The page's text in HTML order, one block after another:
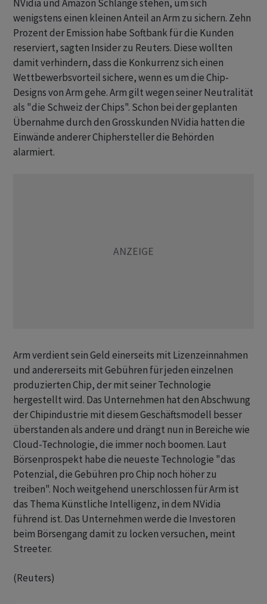
NVidia und Amazon Schlange stehen, um sich
wenigstens einen kleinen Anteil an Arm zu sichern. Zehn
Prozent der Emission habe Softbank für die Kunden
reserviert, sagten Insider zu Reuters. Diese wollten
damit verhindern, dass die Konkurrenz sich einen
Wettbewerbsvorteil sichere, wenn es um die Chip-
Designs von Arm gehe. Arm gilt wegen seiner Neutralität
als "die Schweiz der Chips". Schon bei der geplanten
Übernahme durch den Grosskunden NVidia hatten die
Einwände anderer Chiphersteller die Behörden
alarmiert.
Arm verdient sein Geld einerseits mit Lizenzeinnahmen
und andererseits mit Gebühren für jeden einzelnen
produzierten Chip, der mit seiner Technologie
hergestellt wird. Das Unternehmen hat den Abschwung
der Chipindustrie mit diesem Geschäftsmodell besser
überstanden als andere und drängt nun in Bereiche wie
Cloud-Technologie, die immer noch boomen. Laut
Börsenprospekt habe die neueste Technologie "das
Potenzial, die Gebühren pro Chip noch höher zu
treiben". Noch weitgehend unerschlossen für Arm ist
das Thema Künstliche Intelligenz, in dem NVidia
führend ist. Das Unternehmen werde die Investoren
beim Börsengang damit zu locken versuchen, meint
Streeter.
(Reuters)